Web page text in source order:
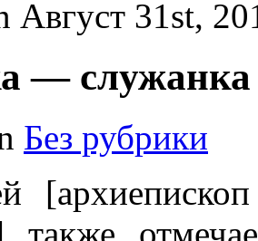
Август 31st,
— служанка
Без рубрики
[
также